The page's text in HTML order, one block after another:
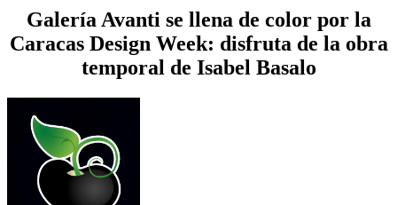
Galería Avanti se llena de color por la
Caracas Design Week: disfruta de la obra
temporal de Isabel Basalo